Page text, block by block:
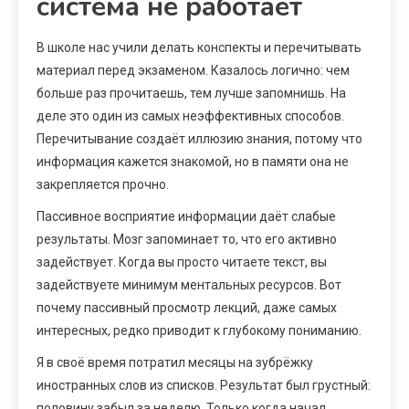
В школе нас учили делать конспекты и перечитывать
материал перед экзаменом. Казалось логично: чем
больше раз прочитаешь, тем лучше запомнишь. На
деле это один из самых неэффективных способов.
Перечитывание создаёт иллюзию знания, потому что
информация кажется знакомой, но в памяти она не
закрепляется прочно.
Пассивное восприятие информации даёт слабые
результаты. Мозг запоминает то, что его активно
задействует. Когда вы просто читаете текст, вы
задействуете минимум ментальных ресурсов. Вот
почему пассивный просмотр лекций, даже самых
интересных, редко приводит к глубокому пониманию.
Я в своё время потратил месяцы на зубрёжку
иностранных слов из списков. Результат был грустный: